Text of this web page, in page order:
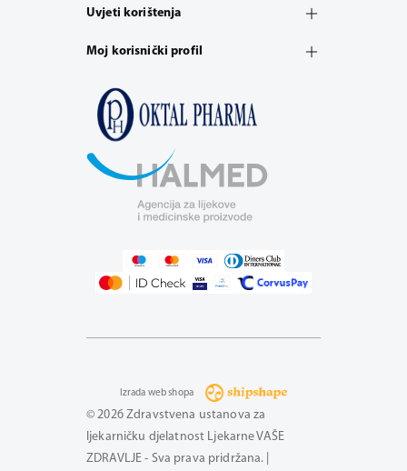
Uvjeti korištenja
Moj korisnički profil
© 2026 Zdravstvena ustanova za
ljekarničku djelatnost Ljekarne VAŠE
ZDRAVLJE - Sva prava pridržana. |
Izrada web shopa